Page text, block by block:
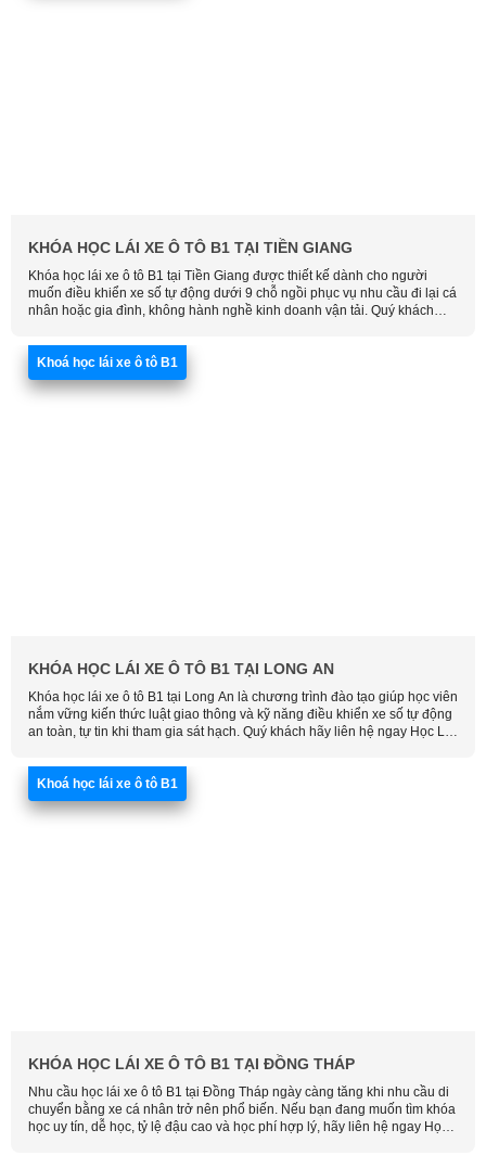
KHÓA HỌC LÁI XE Ô TÔ B1 TẠI TIỀN GIANG
muốn điều khiển xe số tự động dưới 9 chỗ ngồi phục vụ nhu cầu đi lại cá
nhân hoặc gia đình, không hành nghề kinh doanh vận tải. Quý khách
KHÓA HỌC LÁI XE Ô TÔ B1 TẠI LONG AN
Khóa học lái xe ô tô B1 tại Long An là chương trình đào tạo giúp học viên
nắm vững kiến thức luật giao thông và kỹ năng điều khiển xe số tự động
an toàn, tự tin khi tham gia sát hạch. Quý khách hãy liên hệ ngay Học Lái